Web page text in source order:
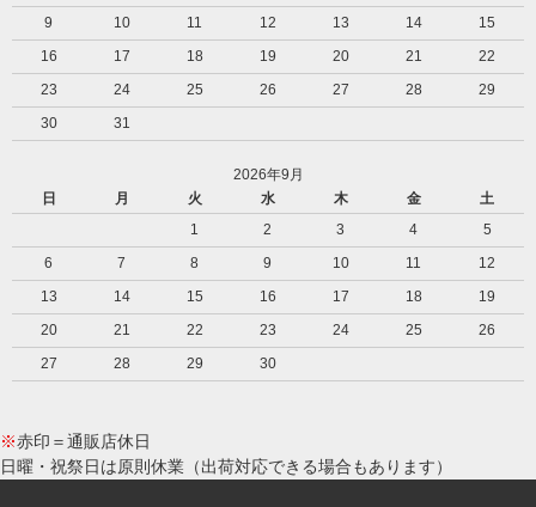
9
10 11 12 13 14
15
16
17 18 19 20 21
22
23
24 25 26 27 28
29
30
31
2026年9月
日
月 火 水 木 金
土
1
2 3 4
5
6
7 8 9 10 11
12
13
14 15 16 17 18
19
20
21 22 23 24 25
26
27
28 29 30
※赤印＝通販店休日
日曜・祝祭日は原則休業（出荷対応できる場合もあります）